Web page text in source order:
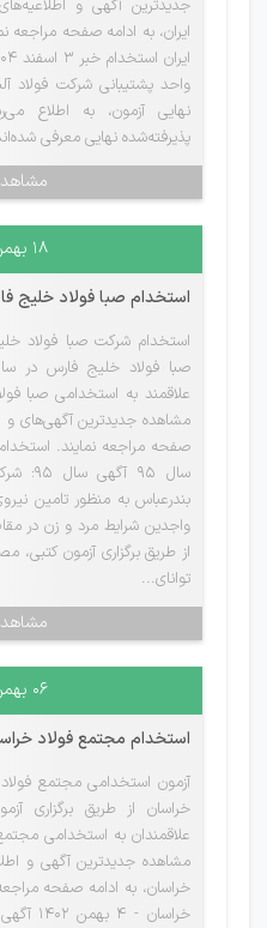
جدیدترین آگهی و
ایران، به ادامه صفحه مراجعه
واحد پشتیبانی شرکت فولاد
نهایی آزمون، به اطلاع
پذیرفته‌شده نهایی معرفی
۱۸ بهمن ۱۴۰۴
استخدام صبا فولاد خلیج
استخدام شرکت صبا فولاد
علاقمند به استخدامی صبا
مشاهده جدیدترین آگهی‌های و
صفحه مراجعه نمایند.
سال
بندرعباس به منظور تامین
واجدین شرایط مرد و زن در
از طریق برگزاری آزمون
توانای...
۰۶ بهمن ۱۴۰۴
استخدام مجتمع فولاد
آزمون استخدامی مجتمع
خراسان از طریق برگزاری
علاقمندان به استخدامی
مشاهده جدیدترین آگهی و
خراسان، به ادامه صفحه